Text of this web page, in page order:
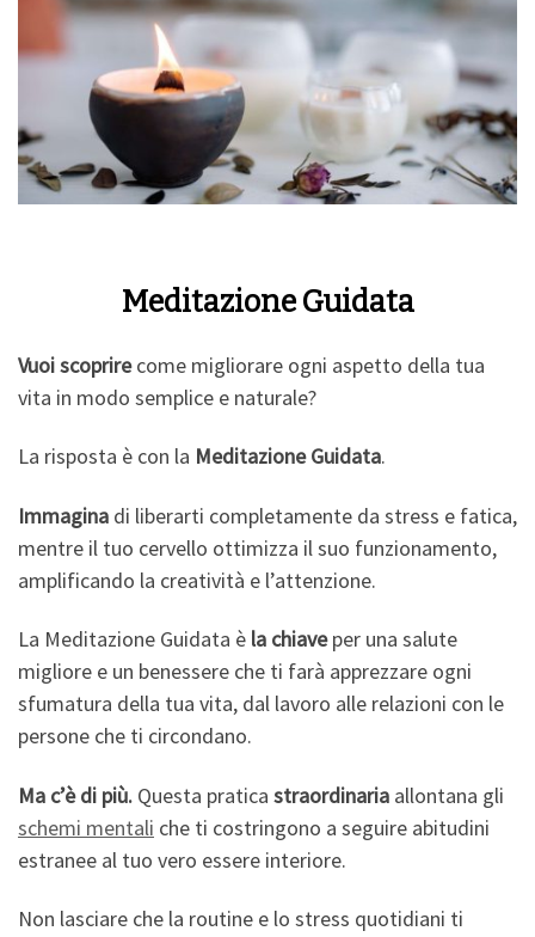
Meditazione Guidata
Vuoi scoprirecome migliorare ogni aspetto della tua
vita in modo semplice e naturale?
La risposta è con la Meditazione Guidata.
Immagina di liberarti completamente da stress e fatica,
mentre il tuo cervello ottimizza il suo funzionamento,
amplificando la creatività e l’attenzione.
La Meditazione Guidata è la chiaveper una salute
migliore e un benessere che ti farà apprezzare ogni
sfumatura della tua vita, dal lavoro alle relazioni con le
persone che ti circondano.
Ma c’è di più. Questa pratica straordinaria allontana gli
schemi mentali che ti costringono a seguire abitudini
estranee al tuo vero essere interiore.
Non lasciare che la routine e lo stress quotidiani ti